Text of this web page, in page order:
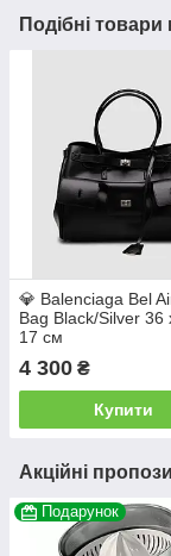
Подібні товари
💎 Balenciaga Bel
Bag Black/Silver 36
17 см
4 300 ₴
Купити
Акційні
Подарунок